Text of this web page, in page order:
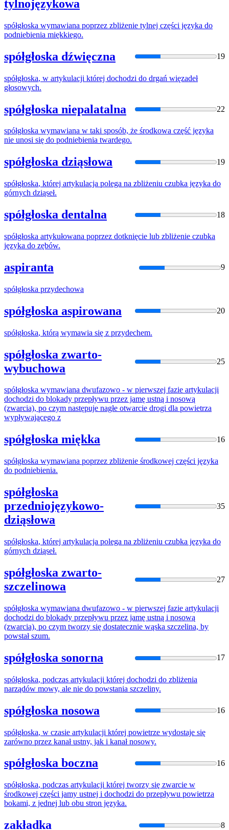
tylnojęzykowa
spółgłoska wymawiana poprzez zbliżenie tylnej części języka do
podniebienia miękkiego.
spółgłoska dźwięczna 19
spółgłoska, w artykulacji której dochodzi do drgań więzadeł
głosowych.
spółgłoska niepalatalna 22
spółgłoska wymawiana w taki sposób, że środkowa część języka
nie unosi się do podniebienia twardego.
spółgłoska dziąsłowa 19
spółgłoska, której artykulacja polega na zbliżeniu czubka języka do
górnych dziąseł.
spółgłoska dentalna 18
spółgłoska artykułowana poprzez dotknięcie lub zbliżenie czubka
języka do zębów.
aspiranta 9
spółgłoska przydechowa
spółgłoska aspirowana 20
spółgłoska, którą wymawia się z przydechem.
spółgłoska zwarto-
wybuchowa
25
spółgłoska wymawiana dwufazowo - w pierwszej fazie artykulacji
dochodzi do blokady przepływu przez jamę ustną i nosową
(zwarcia), po czym następuje nagłe otwarcie drogi dla powietrza
wypływającego z
spółgłoska miękka 16
spółgłoska wymawiana poprzez zbliżenie środkowej części języka
do podniebienia.
spółgłoska
przedniojęzykowo-
dziąsłowa
35
spółgłoska, której artykulacja polega na zbliżeniu czubka języka do
górnych dziąseł.
spółgłoska zwarto-
szczelinowa
27
spółgłoska wymawiana dwufazowo - w pierwszej fazie artykulacji
dochodzi do blokady przepływu przez jamę ustną i nosową
(zwarcia), po czym tworzy się dostatecznie wąska szczelina, by
powstał szum.
spółgłoska sonorna 17
spółgłoska, podczas artykulacji której dochodzi do zbliżenia
narządów mowy, ale nie do powstania szczeliny.
spółgłoska nosowa 16
spółgłoska, w czasie artykulacji której powietrze wydostaje się
zarówno przez kanał ustny, jak i kanał nosowy.
spółgłoska boczna 16
spółgłoska, podczas artykulacji której tworzy się zwarcie w
środkowej części jamy ustnej i dochodzi do przepływu powietrza
bokami, z jednej lub obu stron języka.
zakładka 8